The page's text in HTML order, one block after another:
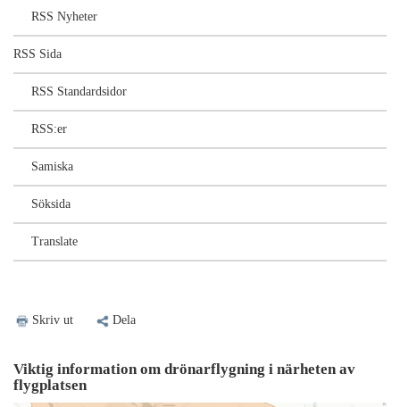
RSS Nyheter
RSS Sida
RSS Standardsidor
RSS:er
Samiska
Söksida
Translate
Skriv ut Dela
Viktig information om drönarflygning i närheten av
flygplatsen